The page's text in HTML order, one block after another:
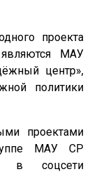
проекта
являются МАУ
центр»,
политики
проектами
МАУ СР
в соцсети